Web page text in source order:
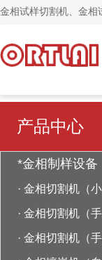
金相试样切割机、金相
产品中心
*金相制样设备
· 金相切割机（小
· 金相切割机（手
· 金相切割机（手